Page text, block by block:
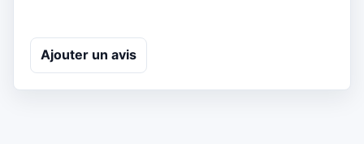
Ajouter un avis